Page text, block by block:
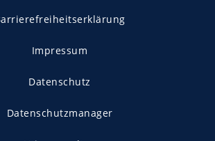
Impressum
Datenschutz
Datenschutzmanager